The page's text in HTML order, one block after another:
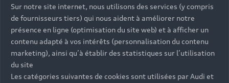
Stage coaching Audi Sport
Une journée dédiée à l’ultra sportivité sur le
Sur notre site internet, nous utilisons des services (y compris
de fournisseurs tiers) qui nous aident à améliorer notre
présence en ligne (optimisation du site web) et à afficher un
contenu adapté à vos intérêts (personnalisation du contenu
marketing), ainsi qu’à établir des statistiques sur l’utilisation
du site
Les catégories suivantes de cookies sont utilisées par Audi et